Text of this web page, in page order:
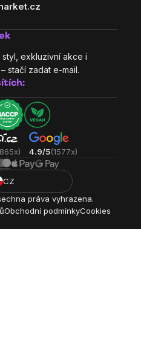
exkluzivní akce i
stačí zadat e-mail.
4.9/5(1577x)
CZ
práva vyhrazena.
Obchodní podmínkyCookies